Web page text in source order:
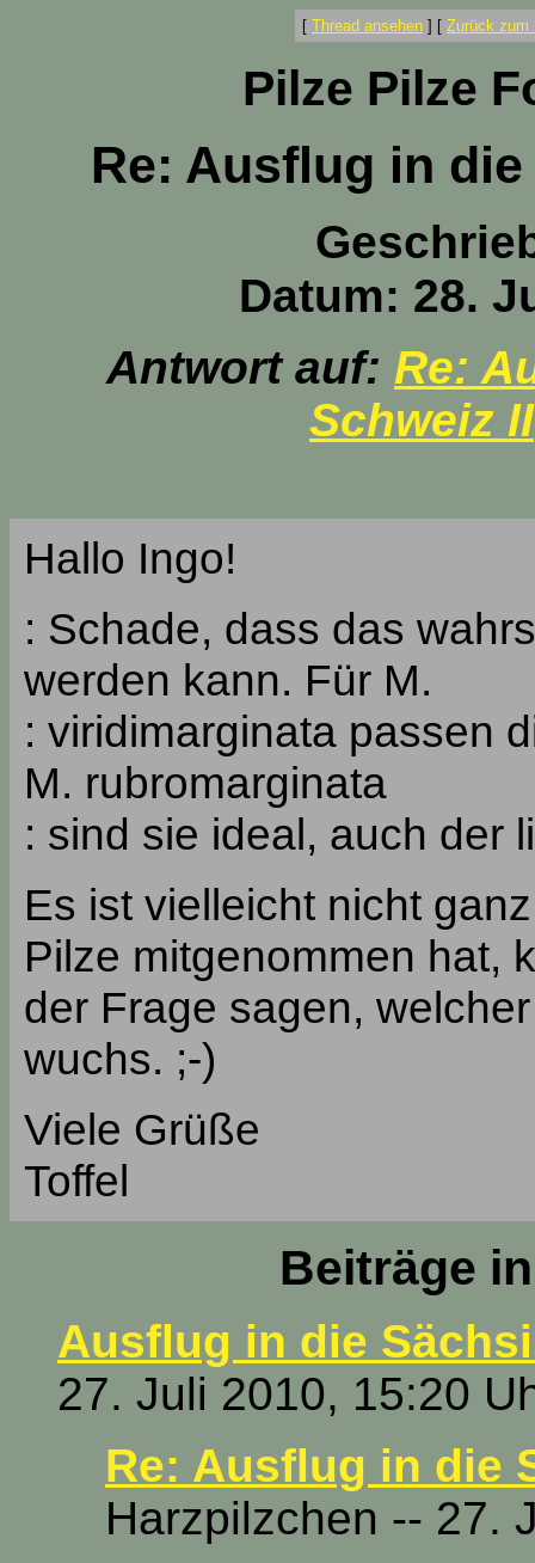
[ Thread ansehen ] [ Zurück zum
Pilze Pilze
Re: Ausflug in
Datum: 28.
Antwort auf: Re:
Schweiz II
Hallo Ingo!
: Schade, dass das
werden kann. Für M.
: viridimarginata passen
M. rubromarginata
: sind sie ideal, auch der
Es ist vielleicht nicht
Pilze mitgenommen hat,
der Frage sagen,
wuchs. ;-)
Viele Grüße
Toffel
Beiträge
Ausflug in die
27. Juli 2010, 15:20
Re: Ausflug in die
Harzpilzchen -- 27.